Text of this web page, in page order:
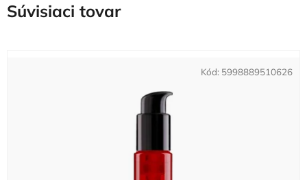
Súvisiaci tovar
Kód: 5998889510626